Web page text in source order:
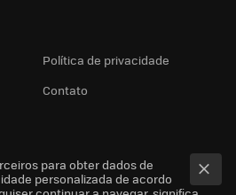
Política de privacidade
Contato
para obter dados de
personalizada de acordo